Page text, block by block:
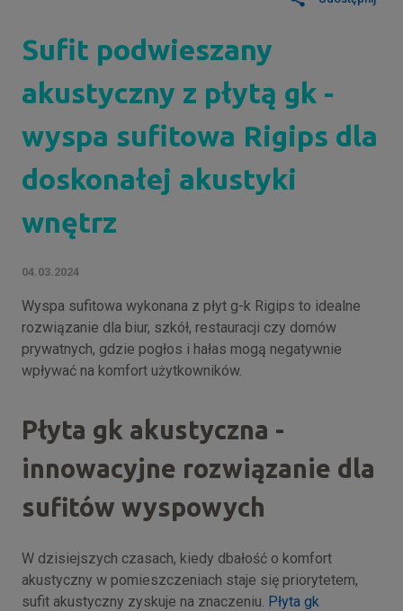
Sufit podwieszany
akustyczny z płytą gk -
wyspa sufitowa Rigips dla
doskonałej akustyki
wnętrz
04.03.2024
Wyspa sufitowa wykonana z płyt g-k Rigips to idealne
rozwiązanie dla biur, szkół, restauracji czy domów
prywatnych, gdzie pogłos i hałas mogą negatywnie
wpływać na komfort użytkowników.
Płyta gk akustyczna -
innowacyjne rozwiązanie dla
sufitów wyspowych
W dzisiejszych czasach, kiedy dbałość o komfort
akustyczny w pomieszczeniach staje się priorytetem,
sufit akustyczny zyskuje na znaczeniu. Płyta gk